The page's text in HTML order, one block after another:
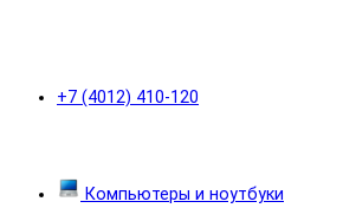
+7 (4012) 410-120
Компьютеры и ноутбуки